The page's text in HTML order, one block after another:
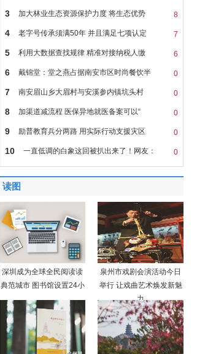
8
3 加大林业生态资源保护力度 将生态优势
7
4 老字号传承须满50年 并且满足七项认定
6
5 利用大数据查找规律 精准对接纳税人缴
0
6 戴锦堂：堂之燕占据南安市区时尚餐饮半
0
7 南安眉山乡大眉村与安溪参内镇坑头村
0
8 加渠道减流程 医保异地就医备案可以“
0
9 励普教育兵分两路 用实际行动支援灾区
0
10 一直低调的白象这回被扒出来了！网友：
读图
深圳成为全球全民阅读读
典范城市 图书馆设置24小
泉州市戏剧会演活动今日
举行 让戏曲艺术焕发新魅
力